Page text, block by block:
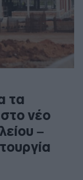
τα
νέο
–